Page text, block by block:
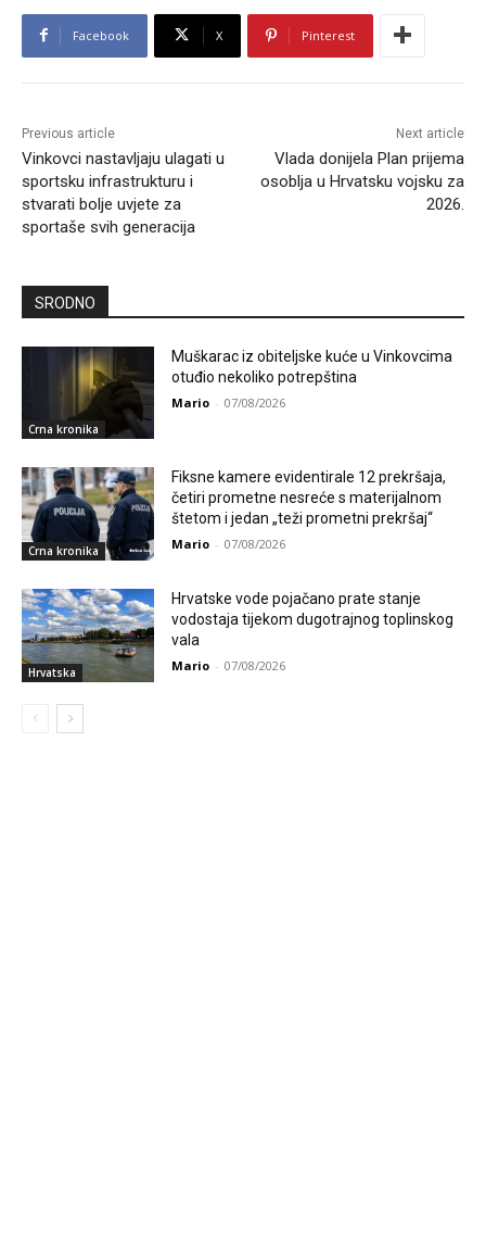
Facebook X Pinterest
Previous article
Vinkovci nastavljaju ulagati u
sportsku infrastrukturu i
stvarati bolje uvjete za
sportaše svih generacija
Next article
Vlada donijela Plan prijema
osoblja u Hrvatsku vojsku za
2026.
SRODNO
Crna kronika
Muškarac iz obiteljske kuće u Vinkovcima
otuđio nekoliko potrepština
Mario - 07/08/2026
Crna kronika
Fiksne kamere evidentirale 12 prekršaja,
četiri prometne nesreće s materijalnom
štetom i jedan „teži prometni prekršaj“
Mario - 07/08/2026
Hrvatska
Hrvatske vode pojačano prate stanje
vodostaja tijekom dugotrajnog toplinskog
vala
Mario - 07/08/2026